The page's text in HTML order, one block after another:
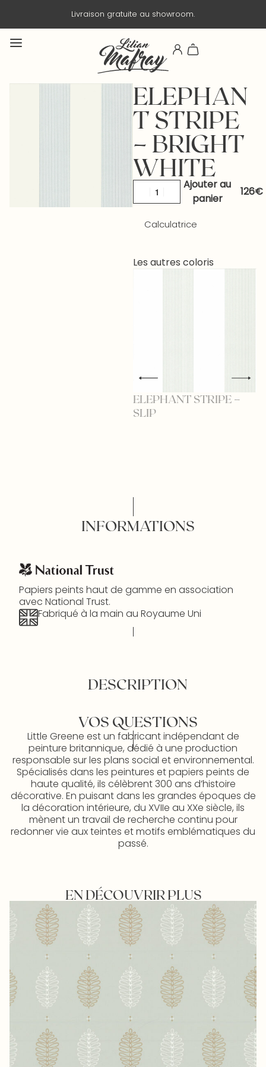
Livraison gratuite au showroom.
ELEPHAN
T STRIPE
– BRIGHT
WHITE
Ajouter au
panier
Calculatrice
Les autres coloris
ELEPHANT STRIPE –
SLIP
INFORMATIONS
Papiers peints haut de gamme en association
avec National Trust.
Fabriqué à la main au Royaume Uni
DESCRIPTION
VOS QUESTIONS
Little Greene est un fabricant indépendant de
peinture britannique, dédié à une production
responsable sur les plans social et environnemental.
Spécialisés dans les peintures et papiers peints de
haute qualité, ils célèbrent 300 ans d’histoire
décorative. En puisant dans les grandes époques de
la décoration intérieure, du XVIIe au XXe siècle, ils
mènent un travail de recherche continu pour
redonner vie aux teintes et motifs emblématiques du
passé.
EN DÉCOUVRIR PLUS